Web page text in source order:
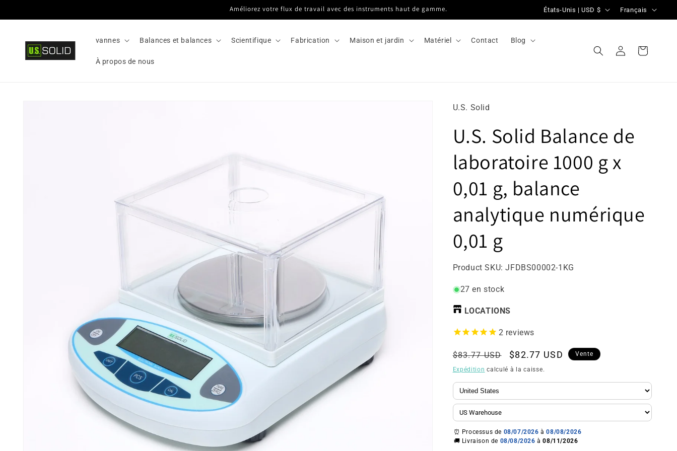
contenu
Améliorez votre flux de travail avec des instruments haut de gamme.
a
o
n
États-Unis | USD $
a
g
Français
vannes Balances et balances Scientifique Fabrication Maison et jardin Matériel Contact Blog
À propos de nous
connecter
Panier
U.S. Solid
U.S. Solid Balance de
laboratoire 1000 g x
0,01 g, balance
analytique numérique
0,01 g
UGS:
Product SKU:JFDBS00002-1KG
27 en stock
LOCATIONS
2 reviews
Prix
régulier
$83.77 USD
Prix
de
$82.77 USD Vente
Expédition calculé à la caisse.
⏰ Processus de 08/07/2026 à08/08/2026
🚚 Livraison de 08/08/2026 à08/11/2026